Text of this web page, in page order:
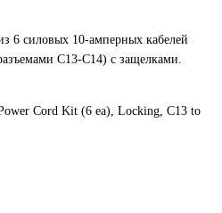
6 силовых 10-амперных кабелей
C13-C14) с защелками.
Cord Kit (6 ea), Locking, C13 to